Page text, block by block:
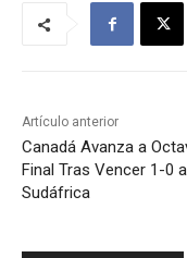
Artículo anterior
Canadá Avanza a
Final Tras Vencer 1-0 a
Sudáfrica